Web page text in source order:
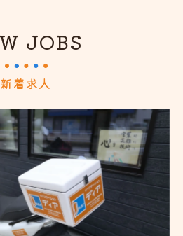
新着求人
JOBS